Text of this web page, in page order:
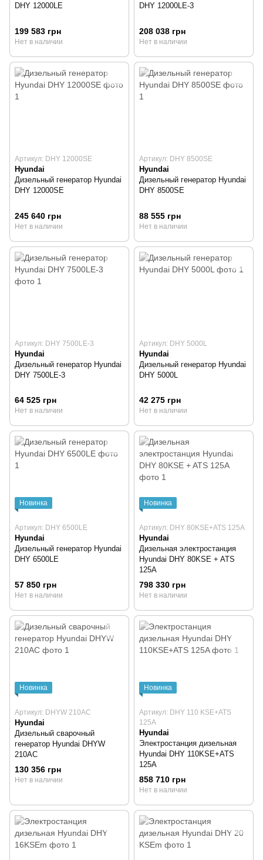
DHY 12000LE
199 583 грн
Нет в наличии
DHY 12000LE-3
208 038 грн
Нет в наличии
Артикул: DHY 12000SE
Hyundai
Дизельный генератор Hyundai
DHY 12000SE
245 640 грн
Нет в наличии
Артикул: DHY 8500SE
Hyundai
Дизельный генератор Hyundai
DHY 8500SE
88 555 грн
Нет в наличии
Артикул: DHY 7500LE-3
Hyundai
Дизельный генератор Hyundai
DHY 7500LE-3
64 525 грн
Нет в наличии
Артикул: DHY 5000L
Hyundai
Дизельный генератор Hyundai
DHY 5000L
42 275 грн
Нет в наличии
Новинка
Артикул: DHY 6500LE
Hyundai
Дизельный генератор Hyundai
DHY 6500LE
57 850 грн
Нет в наличии
Новинка
Артикул: DHY 80KSE+ATS 125A
Hyundai
Дизельная электростанция
Hyundai DHY 80KSE + ATS
125A
798 330 грн
Нет в наличии
Новинка
Артикул: DHYW 210AC
Hyundai
Дизельный сварочный
генератор Hyundai DHYW
210AC
130 356 грн
Нет в наличии
Новинка
Артикул: DHY 110 KSE+ATS
125A
Hyundai
Электростанция дизельная
Hyundai DHY 110KSE+ATS
125A
858 710 грн
Нет в наличии